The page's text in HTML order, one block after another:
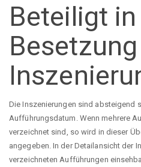
Beteiligt
Die Inszenierungen sind absteigend
Aufführungsdatum. Wenn mehrere
verzeichnet sind, so wird in dieser
angegeben. In der Detailansicht der
verzeichneten Aufführungen